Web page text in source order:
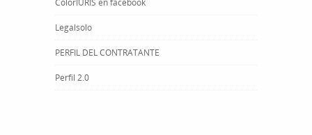
ColorIURIS en facebook
Legalsolo
PERFIL DEL CONTRATANTE
Perfil 2.0